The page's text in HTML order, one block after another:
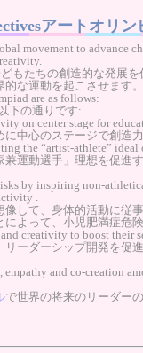
アートオリン
movement to advance
もたちの創造的な発展
的な運動を起こさせます。
are as follows:
下の通りです:
on center stage for
に中心のステージで創造
the “artist-athlete”
兼運動選手」理想を促進
by inspiring non-
.
像して、身体的活動に従
によって、小児肥満症危
and creativity to boost their
リーダーシップ開発を促
and co-creation
で世界の将来のリーダー